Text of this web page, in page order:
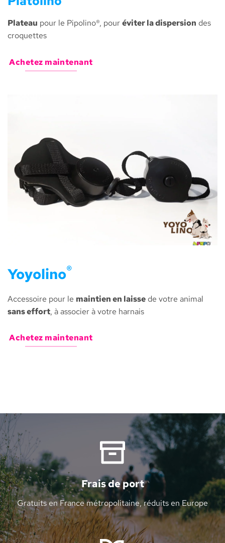
Plateau pour le Pipolino®, pouréviter la dispersion des
croquettes
Achetez maintenant
Yoyolino®
Accessoire pour le maintien en laisse de votre animal
sans effort, à associer à votre harnais
Achetez maintenant
Frais de port
Gratuits en France métropolitaine, réduits en Europe